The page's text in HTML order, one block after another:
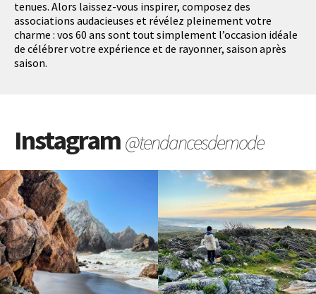
tenues. Alors laissez-vous inspirer, composez des
associations audacieuses et révélez pleinement votre
charme : vos 60 ans sont tout simplement l’occasion idéale
de célébrer votre expérience et de rayonner, saison après
saison.
Instagram@tendancesdemode